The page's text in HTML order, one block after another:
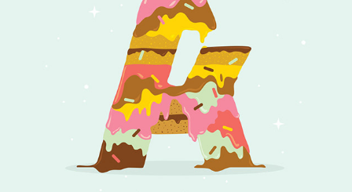
CZWARTE URODZINY
ARTKOLEKTYWU